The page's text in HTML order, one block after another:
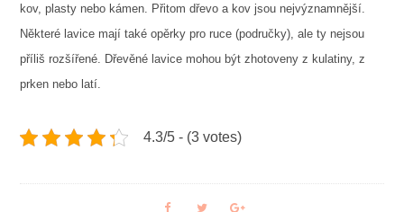
kov, plasty nebo kámen. Přitom dřevo a kov jsou nejvýznamnější.
Některé lavice mají také opěrky pro ruce (područky), ale ty nejsou
příliš rozšířené. Dřevěné lavice mohou být zhotoveny z kulatiny, z
prken nebo latí.
4.3/5 - (3 votes)